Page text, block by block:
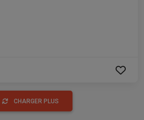
CHARGER PLUS